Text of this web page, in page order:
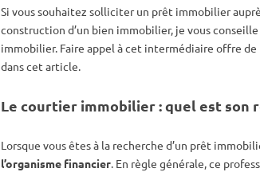
Si vous souhaitez solliciter un prêt immobilier
construction d’un bien immobilier, je vous
immobilier. Faire appel à cet intermédiaire offre
dans cet article.
Le courtier immobilier : quel est son
Lorsque vous êtes à la recherche d’un prêt
l’organisme financier. En règle générale, ce